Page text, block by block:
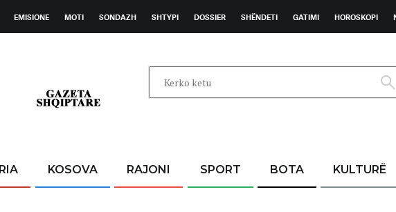
EMISIONE MOTI SONDAZH SHTYPI DOSSIER SHËNDETI GATIMI HOROSKOPI
KOSOVA RAJONI SPORT BOTA KULTURË